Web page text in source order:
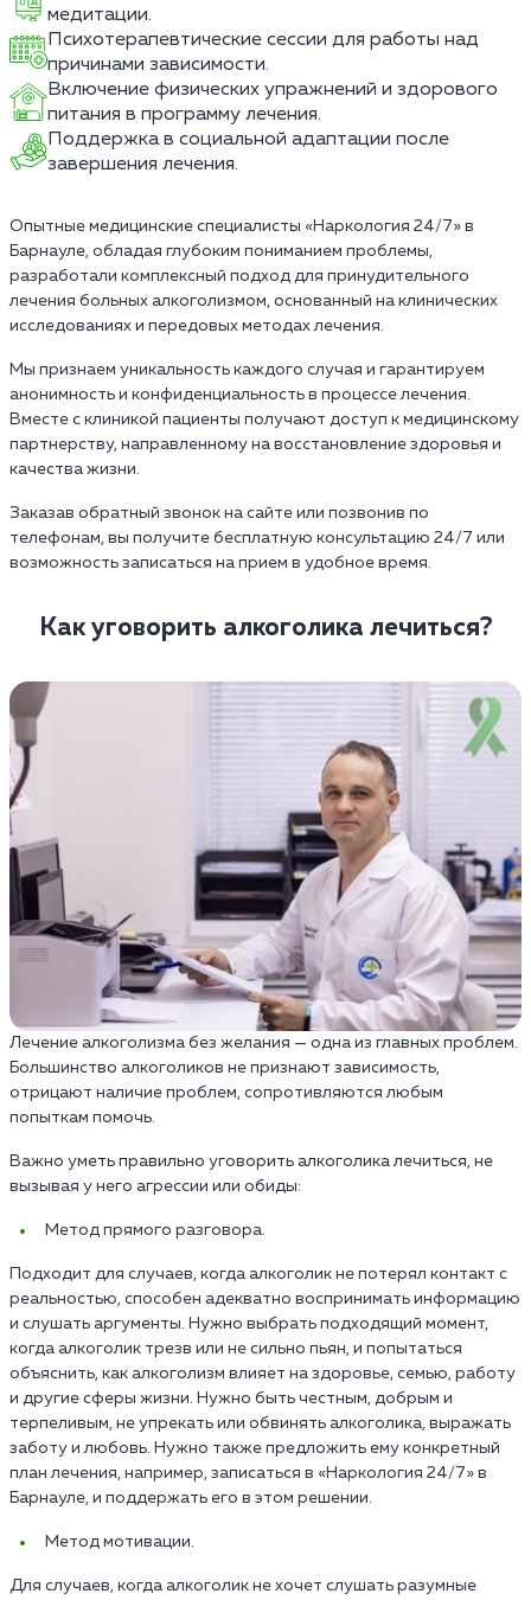
медитации.
Психотерапевтические сессии для работы над
причинами зависимости.
Включение физических упражнений и здорового
питания в программу лечения.
Поддержка в социальной адаптации после
завершения лечения.
Опытные медицинские специалисты «Наркология 24/7» в
Барнауле, обладая глубоким пониманием проблемы,
разработали комплексный подход для принудительного
лечения больных алкоголизмом, основанный на клинических
исследованиях и передовых методах лечения.
Мы признаем уникальность каждого случая и гарантируем
анонимность и конфиденциальность в процессе лечения.
Вместе с клиникой пациенты получают доступ к медицинскому
партнерству, направленному на восстановление здоровья и
качества жизни.
Заказав обратный звонок на сайте или позвонив по
телефонам, вы получите бесплатную консультацию 24/7 или
возможность записаться на прием в удобное время.
Как уговорить алкоголика лечиться?
Лечение алкоголизма без желания — одна из главных проблем.
Большинство алкоголиков не признают зависимость,
отрицают наличие проблем, сопротивляются любым
попыткам помочь.
Важно уметь правильно уговорить алкоголика лечиться, не
вызывая у него агрессии или обиды:
Метод прямого разговора.
Подходит для случаев, когда алкоголик не потерял контакт с
реальностью, способен адекватно воспринимать информацию
и слушать аргументы. Нужно выбрать подходящий момент,
когда алкоголик трезв или не сильно пьян, и попытаться
объяснить, как алкоголизм влияет на здоровье, семью, работу
и другие сферы жизни. Нужно быть честным, добрым и
терпеливым, не упрекать или обвинять алкоголика, выражать
заботу и любовь. Нужно также предложить ему конкретный
план лечения, например, записаться в «Наркология 24/7» в
Барнауле, и поддержать его в этом решении.
Метод мотивации.
Для случаев, когда алкоголик не хочет слушать разумные